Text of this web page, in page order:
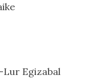
Lur Egizabal